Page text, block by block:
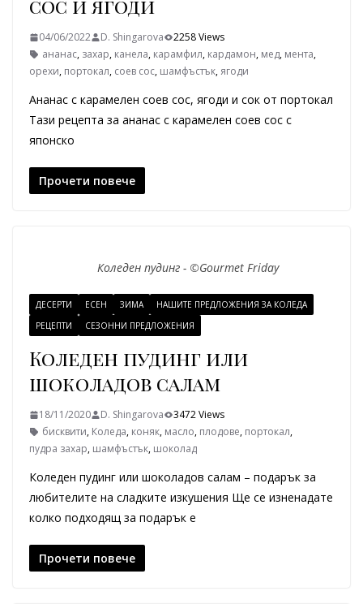
сос и ягоди
04/06/2022 D. Shingarova
2258 Views
ананас, захар, канела, карамфил, кардамон, мед, мента,
орехи, портокал, соев сос, шамфъстък, ягоди
Ананас с карамелен соев сос, ягоди и сок от портокал
Тази рецепта за ананас с карамелен соев сос с
японско
Прочети повече
Коледен пудинг - ©Gourmet Friday
ДЕСЕРТИ ЕСЕН ЗИМА
НАШИТЕ ПРЕДЛОЖЕНИЯ ЗА КОЛЕДА
РЕЦЕПТИ
СЕЗОННИ ПРЕДЛОЖЕНИЯ
Коледен пудинг или
шоколадов салам
18/11/2020 D. Shingarova
3472 Views
бисквити, Коледа, коняк, масло, плодове, портокал,
пудра захар, шамфъстък, шоколад
Коледен пудинг или шоколадов салам – подарък за
любителите на сладките изкушения Ще се изненадате
колко подходящ за подарък е
Прочети повече